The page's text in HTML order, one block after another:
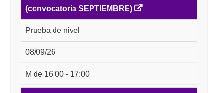
(convocatoria SEPTIEMBRE)
Prueba de nivel
08/09/26
M de 16:00 - 17:00